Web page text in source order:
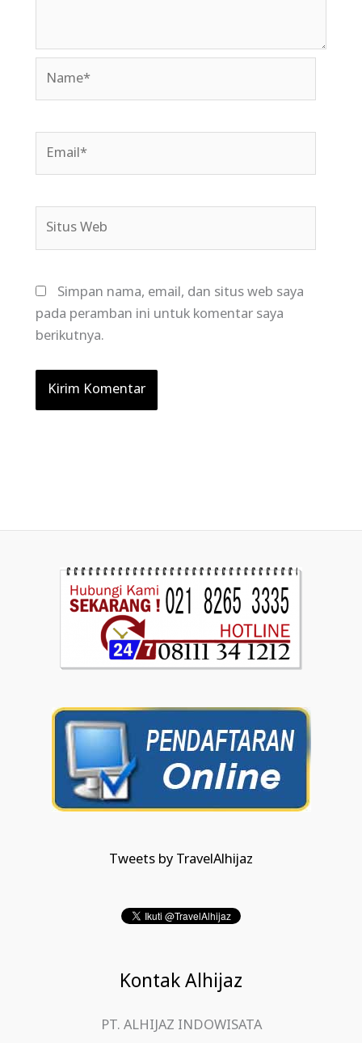
Simpan nama, email, dan situs web saya
pada peramban ini untuk komentar saya
berikutnya.
Tweets by TravelAlhijaz
Kontak Alhijaz
PT. ALHIJAZ INDOWISATA